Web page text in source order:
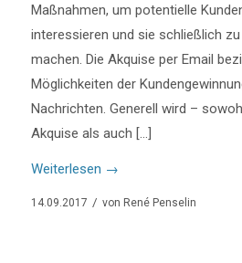
Maßnahmen, um potentielle
interessieren und sie schließlich
machen. Die Akquise per Email
Möglichkeiten der
Nachrichten. Generell wird –
Akquise als auch […]
Weiterlesen →
14.09.2017 / von René Penselin